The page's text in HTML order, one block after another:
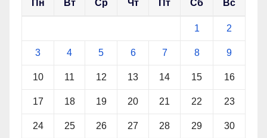
Пн Вт Ср Чт Пт Сб Вс
1 2
3 4 5 6 7 8 9
10 11 12 13 14 15 16
17 18 19 20 21 22 23
24 25 26 27 28 29 30